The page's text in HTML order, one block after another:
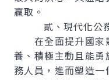
贏取。
貳、現代化公務
在全面提升國家
養、積極主動且能
務人員，進而塑造